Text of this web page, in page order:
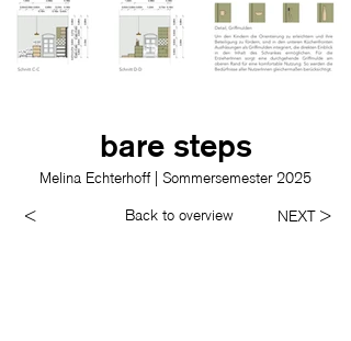
bare steps
Melina Echterhoff | Sommersemester 2025
< Back to overview NEXT >